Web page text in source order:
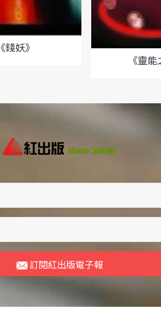
《錢妖》
《靈
訂閱紅出版電子報